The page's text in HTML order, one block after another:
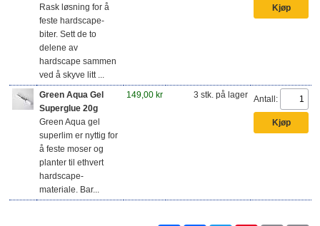
Rask løsning for å
feste hardscape-
biter. Sett de to
delene av
hardscape sammen
ved å skyve litt ...
Green Aqua Gel
Superglue 20g
Green Aqua gel
superlim er nyttig for
å feste moser og
planter til ethvert
hardscape-
materiale. Bar...
149,00 kr 3 stk. på lager Antall: